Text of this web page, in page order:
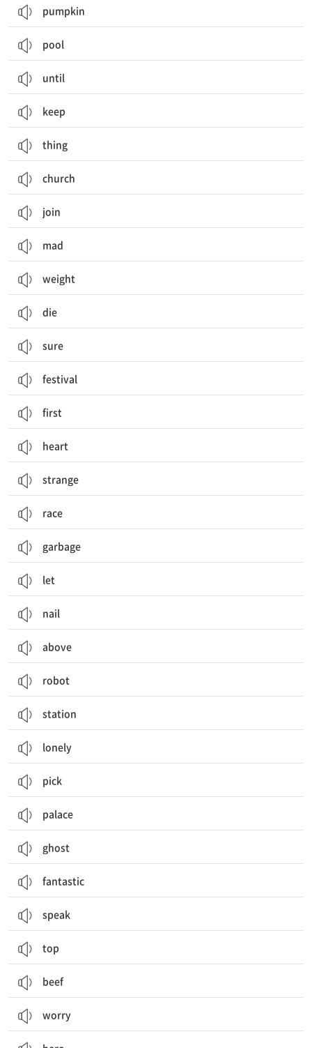
pumpkin
pool
until
keep
thing
church
join
mad
weight
die
sure
festival
first
heart
strange
race
garbage
let
nail
above
robot
station
lonely
pick
palace
ghost
fantastic
speak
top
beef
worry